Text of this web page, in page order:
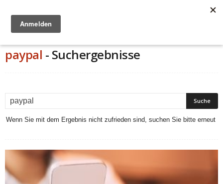
paypal - Suchergebnisse
Wenn Sie mit dem Ergebnis nicht zufrieden sind, suchen Sie bitte erneut